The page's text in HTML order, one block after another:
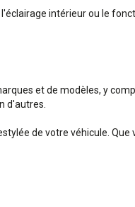
intérieur ou le
et de modèles, y
d'autres.
de votre véhicule. Que